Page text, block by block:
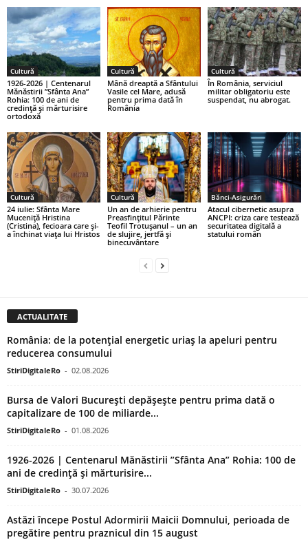
Cultură
1926-2026 | Centenarul
Mănăstirii ”Sfânta Ana”
Rohia: 100 de ani de
credință și mărturisire
ortodoxă
Cultură
Mână dreaptă a Sfântului
Vasile cel Mare, adusă
pentru prima dată în
România
Cultură
În România, serviciul
militar obligatoriu este
suspendat, nu abrogat.
Cultură
24 iulie: Sfânta Mare
Muceniță Hristina
(Cristina), fecioara care și-
a închinat viața lui Hristos
Cultură
Un an de arhierie pentru
Preasfințitul Părinte
Teofil Trotușanul – un an
de slujire, jertfă și
binecuvântare
Bănci-Asigurări
Atacul cibernetic asupra
ANCPI: criza care testează
securitatea digitală a
statului român
ACTUALITATE
România: de la potențial energetic uriaș la apeluri pentru
reducerea consumului
StiriDigitaleRo - 02.08.2026
Bursa de Valori București depășește pentru prima dată o
capitalizare de 100 de miliarde...
StiriDigitaleRo - 01.08.2026
1926-2026 | Centenarul Mănăstirii ”Sfânta Ana” Rohia: 100 de
ani de credință și mărturisire...
StiriDigitaleRo - 30.07.2026
Astăzi începe Postul Adormirii Maicii Domnului, perioada de
pregătire pentru praznicul din 15 august